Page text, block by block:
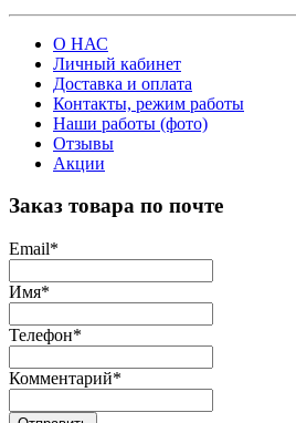
О НАС
Личный кабинет
Доставка и оплата
Контакты, режим работы
Наши работы (фото)
Отзывы
Акции
Заказ товара по почте
Email*
Имя*
Телефон*
Комментарий*